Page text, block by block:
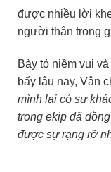
được nhiều lời
người thân trong
Bày tỏ niềm vui
bấy lâu nay, Vân
mình lại có sự
trong ekip đã
được sự rạng rỡ